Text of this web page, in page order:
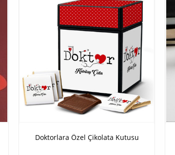
Doktorlara Özel Çikolata Kutusu